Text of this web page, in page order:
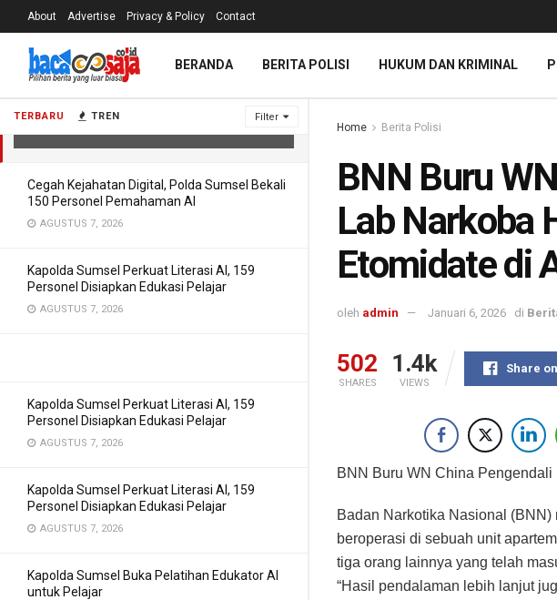
TERBARU TREN Filter
BNN Buru WN China Pengendali Lab
Narkoba Happy Water-Vape
Cegah Kejahatan Digital, Polda Sumsel Bekali
150 Personel Pemahaman AI
AGUSTUS 7, 2026
Kapolda Sumsel Perkuat Literasi AI, 159
Personel Disiapkan Edukasi Pelajar
AGUSTUS 7, 2026
Kapolda Sumsel Perkuat Literasi AI, 159
Personel Disiapkan Edukasi Pelajar
AGUSTUS 7, 2026
Kapolda Sumsel Perkuat Literasi AI, 159
Personel Disiapkan Edukasi Pelajar
AGUSTUS 7, 2026
Kapolda Sumsel Buka Pelatihan Edukator AI
untuk Pelajar
About Advertise Privacy & Policy Contact
BERANDA BERITA POLISI HUKUM DAN KRIMINAL
Home Berita Polisi
BNN Buru
Lab Narkoba
Etomidate di
oleh admin Januari 6, 2026 di
502
SHARES
1.4k
VIEWS
Share
BNN Buru WN China Pengendali
Badan Narkotika Nasional
beroperasi di sebuah unit
tiga orang lainnya yang telah
“Hasil pendalaman lebih lanjut